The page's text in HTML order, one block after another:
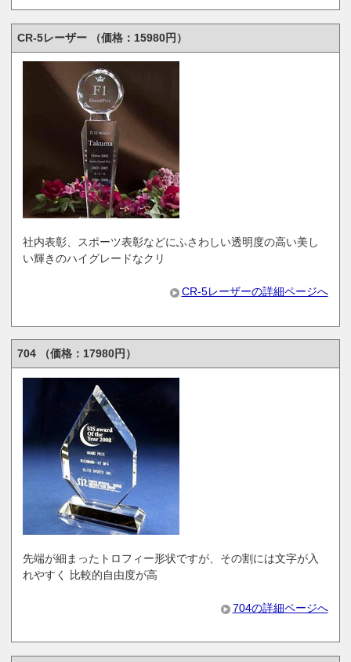
CR-5レーザー （価格：15980円）
社内表彰、スポーツ表彰などにふさわしい透明度の高い美し
い輝きのハイグレードなクリ
CR-5レーザーの詳細ページへ
704 （価格：17980円）
先端が細まったトロフィー形状ですが、その割には文字が入
れやすく 比較的自由度が高
704の詳細ページへ